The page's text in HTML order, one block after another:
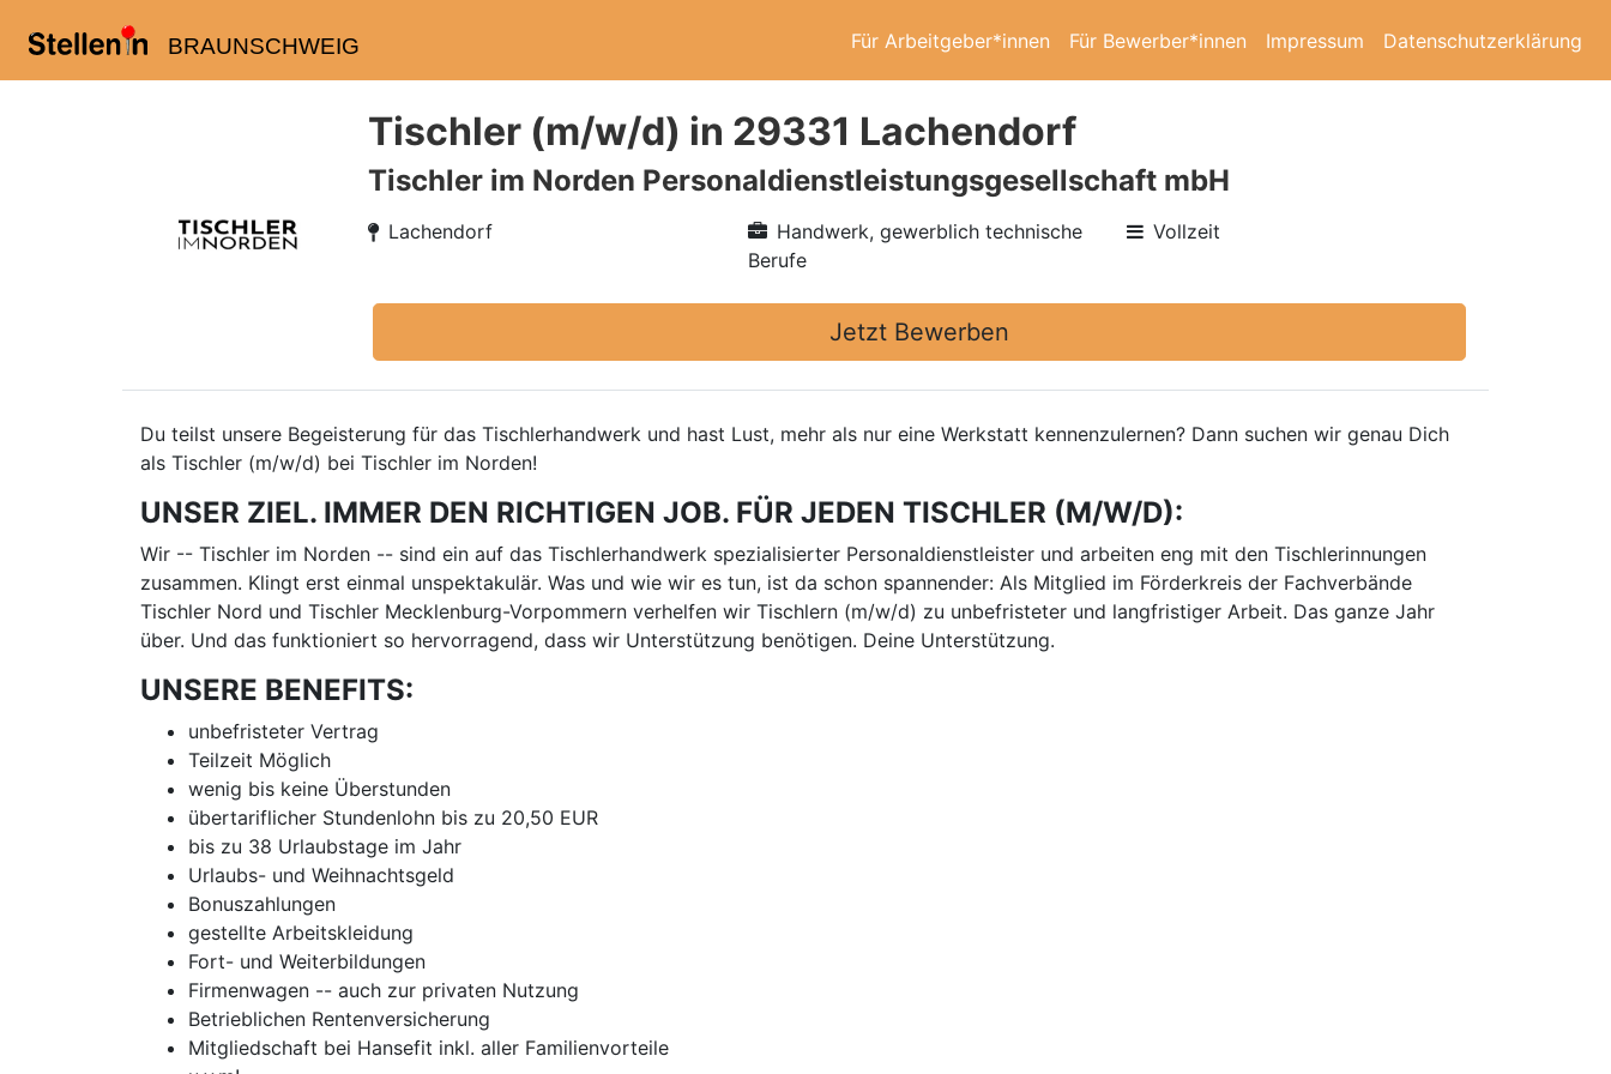
BRAUNSCHWEIG Für Arbeitgeber*innen Für Bewerber*innen Impressum Datenschutzerklärung
Tischler (m/w/d) in 29331 Lachendorf
Tischler im Norden Personaldienstleistungsgesellschaft mbH
Lachendorf
Handwerk, gewerblich technische
Berufe
Vollzeit
Jetzt Bewerben
Du teilst unsere Begeisterung für das Tischlerhandwerk und hast Lust, mehr als nur eine Werkstatt kennenzulernen? Dann suchen wir genau Dich
als Tischler (m/w/d) bei Tischler im Norden!
UNSER ZIEL. IMMER DEN RICHTIGEN JOB. FÜR JEDEN TISCHLER (M/W/D):
Wir -- Tischler im Norden -- sind ein auf das Tischlerhandwerk spezialisierter Personaldienstleister und arbeiten eng mit den Tischlerinnungen
zusammen. Klingt erst einmal unspektakulär. Was und wie wir es tun, ist da schon spannender: Als Mitglied im Förderkreis der Fachverbände
Tischler Nord und Tischler Mecklenburg-Vorpommern verhelfen wir Tischlern (m/w/d) zu unbefristeter und langfristiger Arbeit. Das ganze Jahr
über. Und das funktioniert so hervorragend, dass wir Unterstützung benötigen. Deine Unterstützung.
UNSERE BENEFITS:
unbefristeter Vertrag
Teilzeit Möglich
wenig bis keine Überstunden
übertariflicher Stundenlohn bis zu 20,50 EUR
bis zu 38 Urlaubstage im Jahr
Urlaubs- und Weihnachtsgeld
Bonuszahlungen
gestellte Arbeitskleidung
Fort- und Weiterbildungen
Firmenwagen -- auch zur privaten Nutzung
Betrieblichen Rentenversicherung
Mitgliedschaft bei Hansefit inkl. aller Familienvorteile